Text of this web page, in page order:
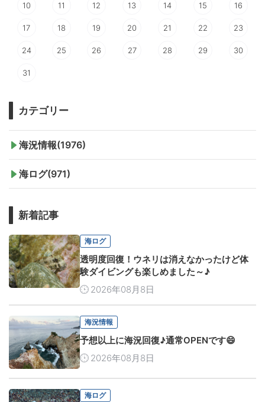
10 11 12 13 14 15 16
17 18 19 20 21 22 23
24 25 26 27 28 29 30
31
カテゴリー
海況情報(1976)
海ログ(971)
新着記事
海ログ
透明度回復！ウネリは消えなかったけど体
験ダイビングも楽しめました～♪
2026年08月8日
海況情報
予想以上に海況回復♪通常OPENです😄
2026年08月8日
海ログ